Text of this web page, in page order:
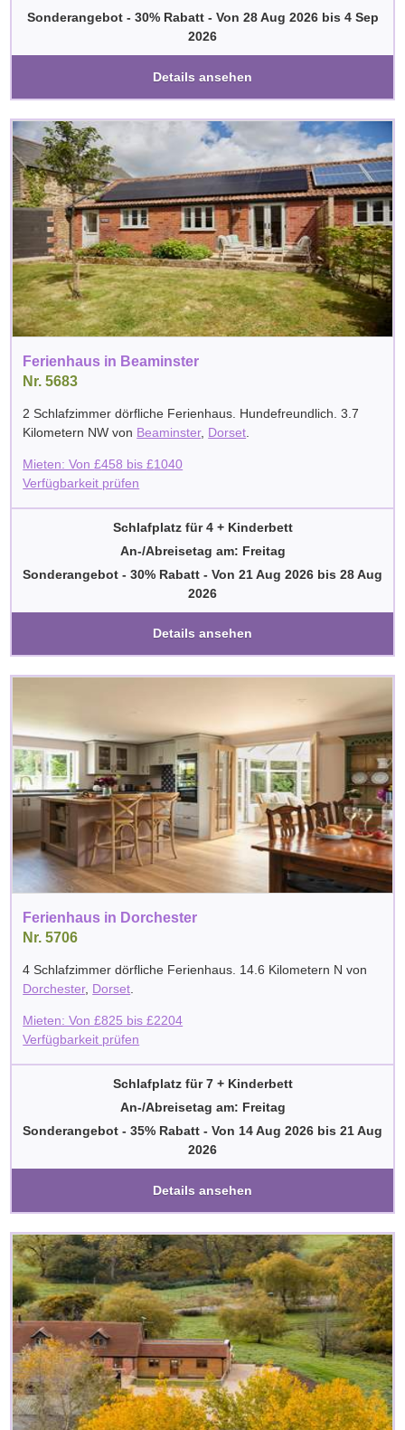
Sonderangebot - 30% Rabatt- Von 28 Aug 2026bis 4 Sep
2026
Details ansehen
Ferienhaus in Beaminster
Nr. 5683
2 Schlafzimmer dörfliche Ferienhaus. Hundefreundlich. 3.7
Kilometern NW von Beaminster, Dorset
Mieten: Von£458 bis£1040
Verfügbarkeit prüfen
Schlafplatz für 4 + Kinderbett
An-/Abreisetag am: Freitag
Sonderangebot - 30% Rabatt - Von 21 Aug 2026 bis 28 Aug
2026
Details ansehen
Ferienhaus in Dorchester
Nr. 5706
4 Schlafzimmer dörfliche Ferienhaus. 14.6 Kilometern N von
Dorchester, Dorset.
Mieten: Von£825 bis£2204
Verfügbarkeit prüfen
Schlafplatz für 7 + Kinderbett
An-/Abreisetag am: Freitag
Sonderangebot - 35% Rabatt - Von 14 Aug 2026 bis 21 Aug
2026
Details ansehen